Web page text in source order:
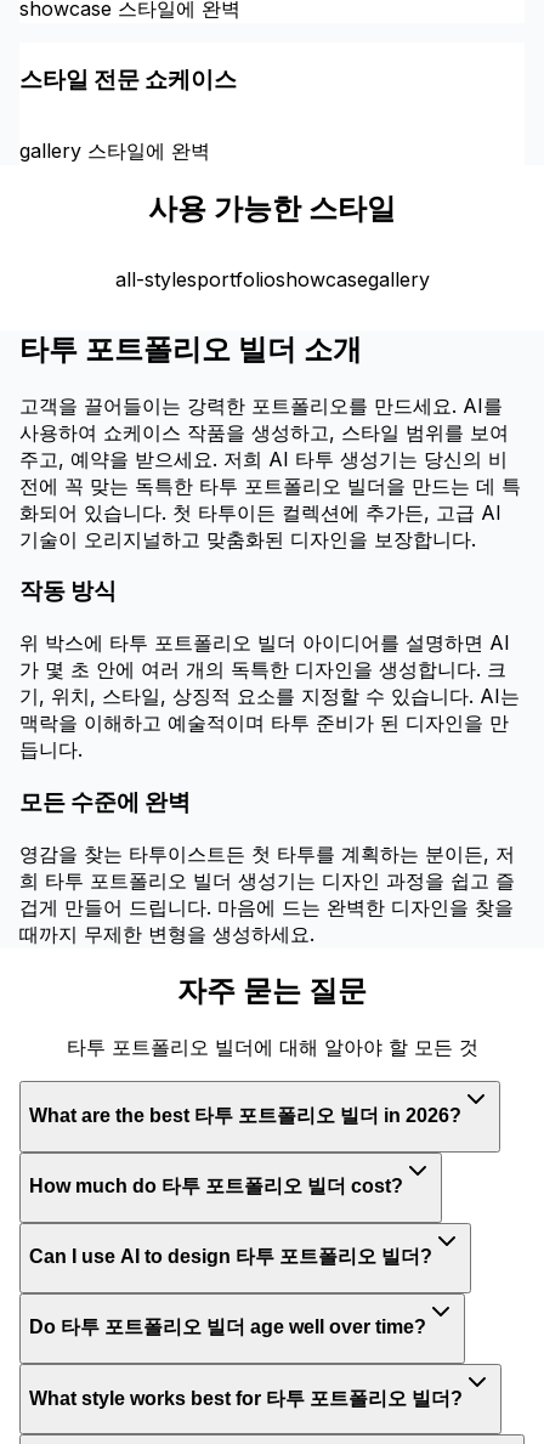
showcase 스타일에 완벽
스타일 전문 쇼케이스
gallery 스타일에 완벽
사용 가능한 스타일
all-stylesportfolioshowcasegallery
타투 포트폴리오 빌더 소개
고객을 끌어들이는 강력한 포트폴리오를 만드세요. AI를
사용하여 쇼케이스 작품을 생성하고, 스타일 범위를 보여
주고, 예약을 받으세요. 저희 AI 타투 생성기는 당신의 비
전에 꼭 맞는 독특한 타투 포트폴리오 빌더을 만드는 데 특
화되어 있습니다. 첫 타투이든 컬렉션에 추가든, 고급 AI
기술이 오리지널하고 맞춤화된 디자인을 보장합니다.
작동 방식
위 박스에 타투 포트폴리오 빌더 아이디어를 설명하면 AI
가 몇 초 안에 여러 개의 독특한 디자인을 생성합니다. 크
기, 위치, 스타일, 상징적 요소를 지정할 수 있습니다. AI는
맥락을 이해하고 예술적이며 타투 준비가 된 디자인을 만
듭니다.
모든 수준에 완벽
영감을 찾는 타투이스트든 첫 타투를 계획하는 분이든, 저
희 타투 포트폴리오 빌더 생성기는 디자인 과정을 쉽고 즐
겁게 만들어 드립니다. 마음에 드는 완벽한 디자인을 찾을
때까지 무제한 변형을 생성하세요.
자주 묻는 질문
타투 포트폴리오 빌더에 대해 알아야 할 모든 것
What are the best 타투 포트폴리오 빌더 in 2026?
How much do 타투 포트폴리오 빌더 cost?
Can I use AI to design 타투 포트폴리오 빌더?
Do 타투 포트폴리오 빌더 age well over time?
What style works best for 타투 포트폴리오 빌더?